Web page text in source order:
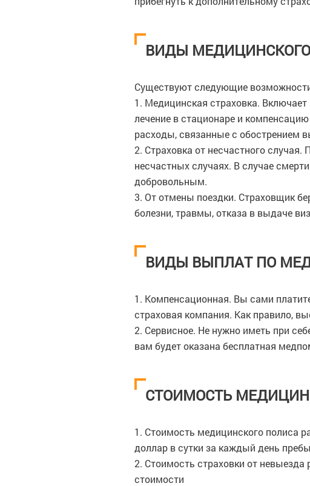
ВИДЫ
Существуют следующие
1. Медицинская страховка.
лечение в стационаре и
расходы, связанные с обострением
2. Страховка от несчастного
несчастных случаях. В случае
добровольным.
3. От отмены поездки. Страховщик
болезни, травмы, отказа в выдаче
ВИДЫ ВЫПЛАТ ПО
1. Компенсационная. Вы сами
страховая компания. Как правило,
2. Сервисное. Не нужно иметь при
вам будет оказана бесплатная
СТОИМОСТЬ
1. Стоимость медицинского полиса
доллар в сутки за каждый день
2. Стоимость страховки от невыезда
стоимости